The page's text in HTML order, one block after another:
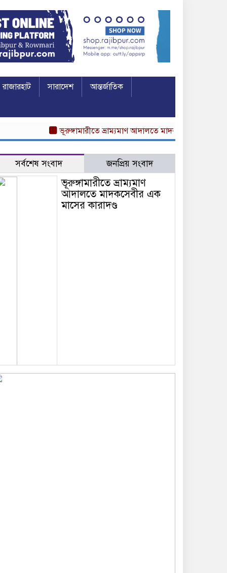
রাজারহাট সারাদেশ
আন্তর্জাতিক
ভূরুঙ্গামারীতে ভ্রাম্যমাণ আদালতে মাদকসেবীর এক মাসের
সর্বশেষ সংবাদ জনপ্রিয় সংবাদ
ভূরুঙ্গামারীতে ভ্রাম্যমাণ
আদালতে মাদকসেবীর এক
মাসের কারাদণ্ড